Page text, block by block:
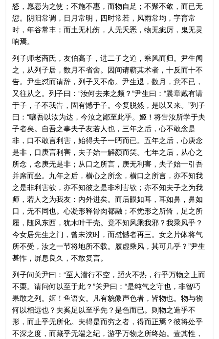
怒，愿悫为之使；不施不惠，而物自足；不聚不敛，而已无
愆。阴阳常调，日月常明，四时常若，风雨常均，字育常
时，年谷常丰；而土无札伤，人无夭恶，物无疵厉，鬼无灵
响焉。
列子师老商氏，友伯高子，进二子之道，乘风而归。尹生闻
之，从列子居，数月不省舍。因间请蕲其术者，十反而十不
告。尹生怼而请辞，列子又不命。尹生退，数月，意不已，
又往从之。列子曰：“汝何去来之频？”尹生曰：“曩章戴有请
于子，子不我告，固有憾于子。今复脱然，是以又来。”列子
曰：“嚷吾以汝为达，今汝之鄙至此乎。姬！将告汝所学于夫
子者矣。自吾之事夫子友若人也，三年之后，心不敢念是
非，口不敢言利害，始得夫子一眄而已。五年之后，心庚念
是非，口庚言利害，夫子始一解颜而笑。七年之后，从心之
所念，念庚无是非；从口之所言，庚无利害，夫子始一引吾
并席而坐。九年之后，横心之所念，横口之所言，亦不知我
之是非利害欤，亦不知彼之是非利害欤；亦不知夫子之为我
师，若人之为我友：内外进矣。而后眼如耳，耳如鼻，鼻如
口，无不同也。心凝形释骨肉都融；不觉形之所倚，足之所
履，随风东西，犹木叶干壳。竟不知风乘我邪？我乘风乎？
今女居先生之门，曾未浃时，而怼憾者再三。女之片体将气
所不受，汝之一节将地所不载。履虚乘风，其可几乎？”尹生
甚怍，屏息良久，不敢复言。
列子问关尹曰：“至人潜行不空，蹈火不热，行乎万物之上而
不栗。请问何以至于此？”关尹曰：“是纯气之守也，非智巧
果敢之列。姬！鱼语女。凡有貌像声色者，皆物也。物与物
何以相远也？夫奚足以至乎先？是色而已。则物之造乎不
形，而止乎无所化。夫得是而穷之者，得而正焉？彼将处乎
不深之度，而藏乎无端之纪，游乎万物之所终始。壹其性，